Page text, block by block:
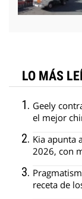
LO MÁS
Geely
el mejor
Kia apunta
2026, con
receta de